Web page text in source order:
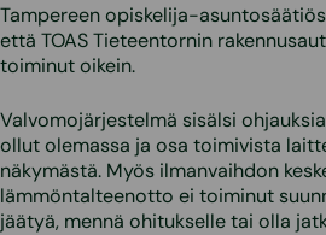
Tampereen opiskelija-
että TOAS Tieteentornin
toiminut oikein.
Valvomojärjestelmä sisälsi
ollut olemassa ja osa toimivista
näkymästä. Myös ilmanvaihdon
lämmöntalteenotto ei toiminut
jäätyä, mennä ohitukselle tai olla